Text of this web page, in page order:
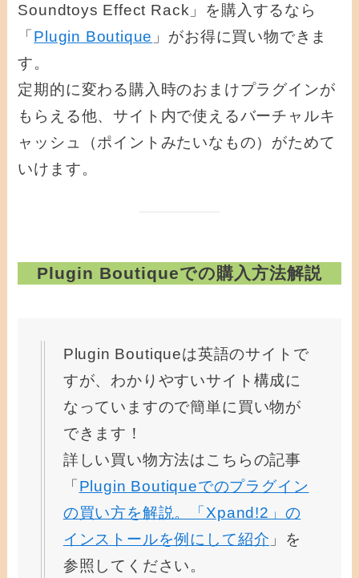
Soundtoys Effect Rack」を購入するなら
「Plugin Boutique 」がお得に買い物できま
す。
定期的に変わる購入時のおまけプラグインが
もらえる他、サイト内で使えるバーチャルキ
ャッシュ（ポイントみたいなもの）がためて
いけます。
Plugin Boutiqueでの購入方法解説
Plugin Boutiqueは英語のサイトで
すが、わかりやすいサイト構成に
なっていますので簡単に買い物が
できます！
詳しい買い物方法はこちらの記事
「 Plugin Boutiqueでのプラグイン
の買い方を解説。「Xpand!2」の
インストールを例にして紹介 」を
参照してください。